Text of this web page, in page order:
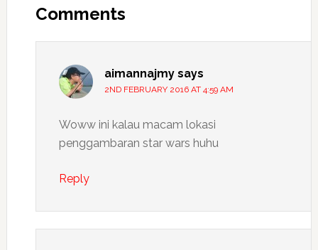
Interactions
Comments
aimannajmy says
2ND FEBRUARY 2016 AT 4:59 AM
Woww ini kalau macam lokasi
penggambaran star wars huhu
Reply